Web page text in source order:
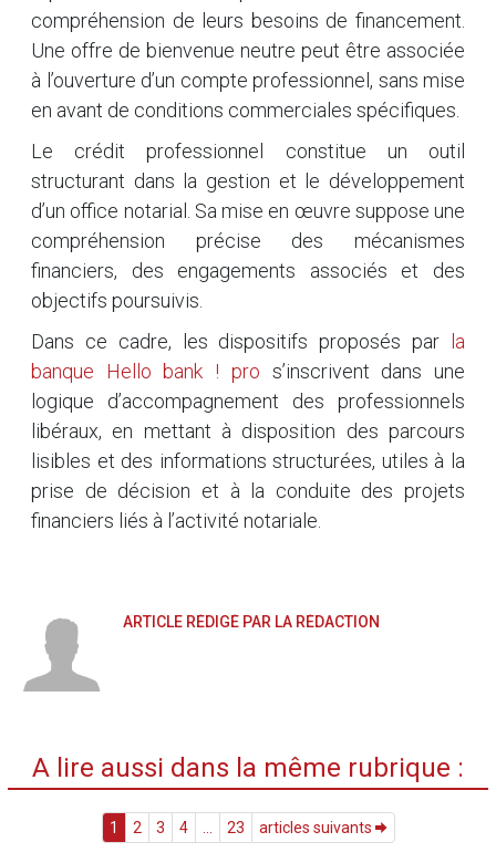
compréhension de leurs besoins de financement.
Une offre de bienvenue neutre peut être associée
à l’ouverture d’un compte professionnel, sans mise
en avant de conditions commerciales spécifiques.
Le crédit professionnel constitue un outil
structurant dans la gestion et le développement
d’un office notarial. Sa mise en œuvre suppose une
compréhension précise des mécanismes
financiers, des engagements associés et des
objectifs poursuivis.
Dans ce cadre, les dispositifs proposés par
la
banque Hello bank ! pro s’inscrivent dans une
logique d’accompagnement des professionnels
libéraux, en mettant à disposition des parcours
lisibles et des informations structurées, utiles à la
prise de décision et à la conduite des projets
financiers liés à l’activité notariale.
ARTICLE RÉDIGÉ PAR LA RÉDACTION
A lire aussi dans la même rubrique :
1 2 3 4 23 articles suivants